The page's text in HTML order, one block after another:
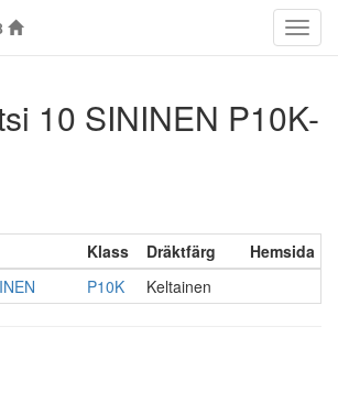
10 SININEN P10K-
Klass Dräktfärg
Hemsida
P10K Keltainen